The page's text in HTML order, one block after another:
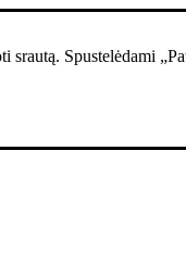
Spustelėdami